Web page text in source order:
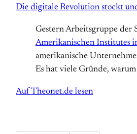
Die digitale Revolution stockt
Gestern Arbeitsgruppe der
Amerikanischen Institutes
amerikanische
Es hat viele Gründe,
Auf Theonet.de lesen